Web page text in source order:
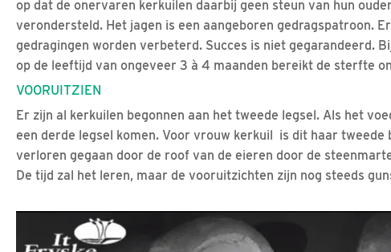
op dat de onervaren kerkuilen daarbij geen steun van hun
verondersteld. Het jagen is een aangeboren gedragspatroon.
gedragingen worden verbeterd. Succes is niet gegarandeerd.
op de leeftijd van ongeveer 3 à 4 maanden bereikt de sterfte
VOORUITZIEN
Er zijn al kerkuilen begonnen aan het tweede legsel. Als het
een derde legsel komen. Voor vrouw kerkuil is dit haar tweede
verloren gegaan door de roof van de eieren door de
De tijd zal het leren, maar de vooruitzichten zijn nog steeds